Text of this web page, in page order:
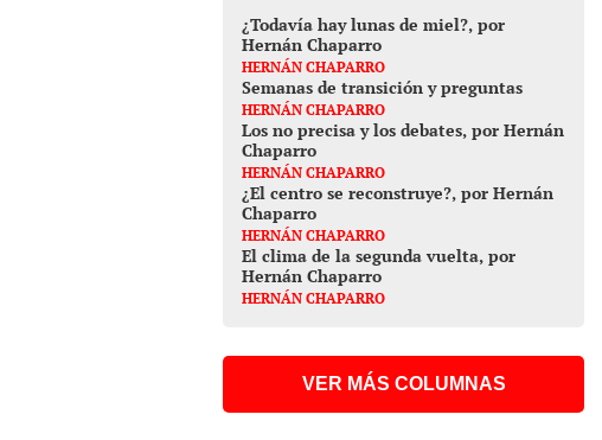
¿Todavía hay lunas de miel?, por
Hernán Chaparro
HERNÁN CHAPARRO
Semanas de transición y preguntas
HERNÁN CHAPARRO
Los no precisa y los debates, por Hernán
Chaparro
HERNÁN CHAPARRO
¿El centro se reconstruye?, por Hernán
Chaparro
HERNÁN CHAPARRO
El clima de la segunda vuelta, por
Hernán Chaparro
HERNÁN CHAPARRO
VER MÁS COLUMNAS